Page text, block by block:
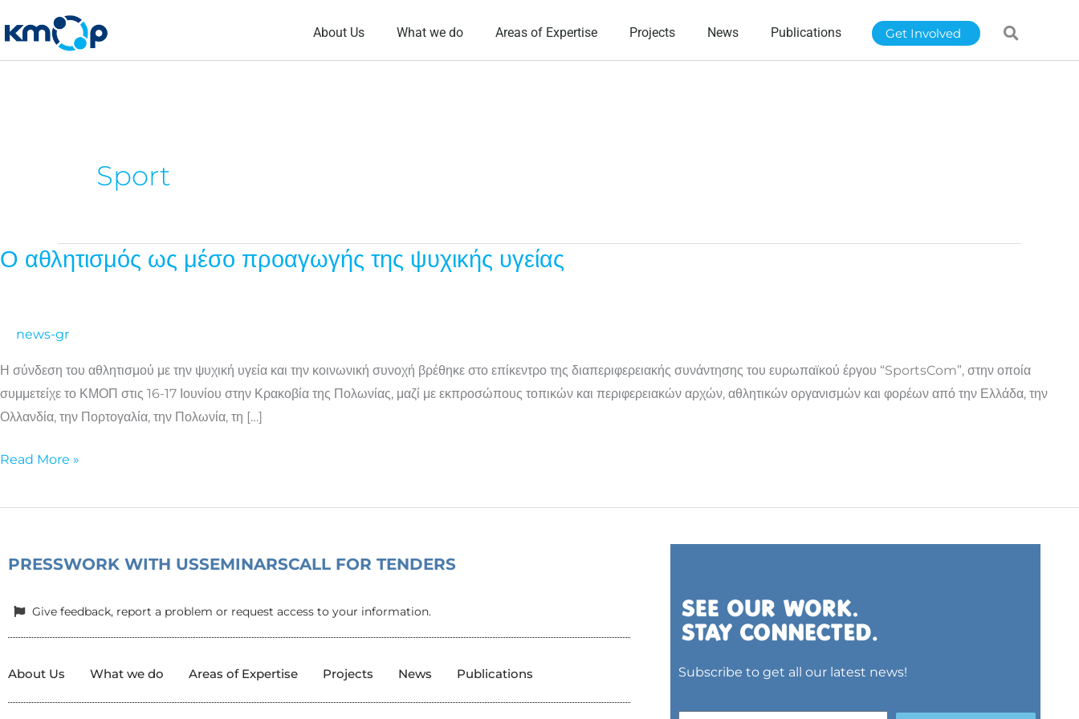
to
content
About Us What we do Areas of Expertise Projects News Publications Get Involved
Sport
Ο αθλητισμός ως μέσο προαγωγής της ψυχικής υγείας
news-gr
Η σύνδεση του αθλητισμού με την ψυχική υγεία και την κοινωνική συνοχή βρέθηκε στο επίκεντρο της διαπεριφερειακής συνάντησης του ευρωπαϊκού έργου “SportsCom”, στην οποία
συμμετείχε το ΚΜΟΠ στις 16-17 Ιουνίου στην Κρακοβία της Πολωνίας, μαζί με εκπροσώπους τοπικών και περιφερειακών αρχών, αθλητικών οργανισμών και φορέων από την Ελλάδα, την
Ολλανδία, την Πορτογαλία, την Πολωνία, τη […]
Ο
της
ψυχικής
υγείας
Read More »
PRESSWORK WITH USSEMINARSCALL FOR TENDERS
Give feedback, report a problem or request access to your information.
About Us What we do Areas of Expertise Projects News Publications Subscribe to get all our latest news!